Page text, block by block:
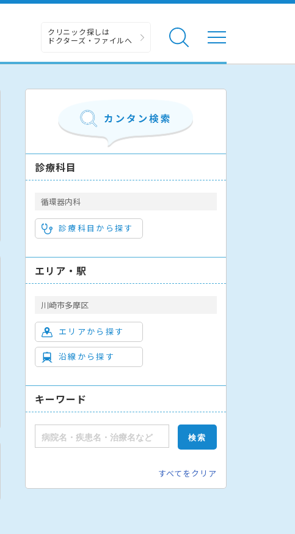
クリニック探しは
ドクターズ・ファイルへ
診療科目
循環器内科
診療科目から探す
エリア・駅
川崎市多摩区
エリアから探す
沿線から探す
キーワード
すべてをクリア